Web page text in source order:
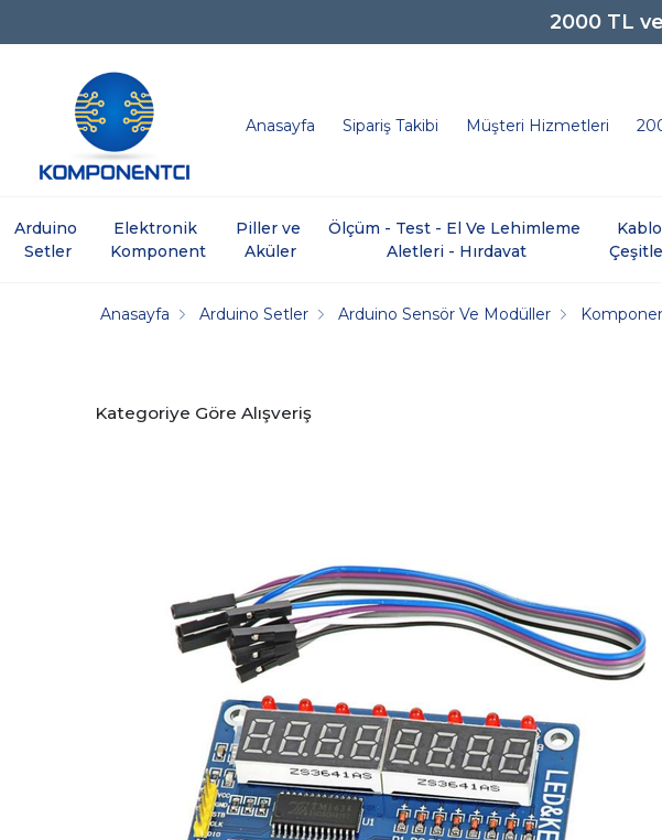
Anasayfa Sipariş Takibi Müşteri Hizmetleri
Arduino
Setler
Elektronik
Komponent
Piller ve
Aküler
Ölçüm - Test - El Ve Lehimleme
Aletleri - Hırdavat
Kablo
Anasayfa Arduino Setler Arduino Sensör Ve Modüller
Kategoriye Göre Alışveriş